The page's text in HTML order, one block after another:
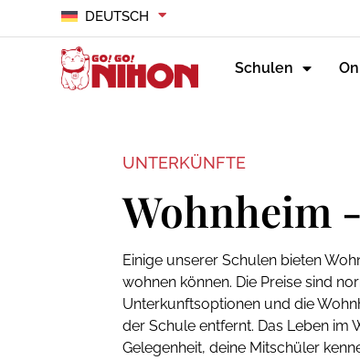
DEUTSCH
Schulen
UNTERKÜNFTE
Wohnheim
Einige unserer Schulen bieten
wohnen können. Die Preise sind
Unterkunftsoptionen und die
der Schule entfernt. Das Leben im
Gelegenheit, deine Mitschüler